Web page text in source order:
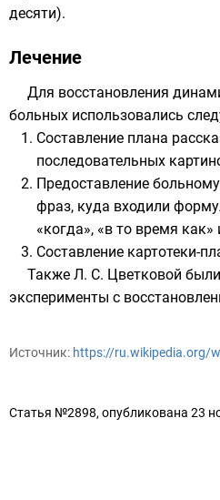
десяти).
Лечение
Для восстановления
больных использовались
Составление плана
последовательных
Предоставление
фраз, куда входили
«когда», «в то время как»
Составление картотеки-
Также Л. С. Цветковой
эксперименты с
Источник: https://ru.wikipedia.org/
Статья №2898, опубликована 23